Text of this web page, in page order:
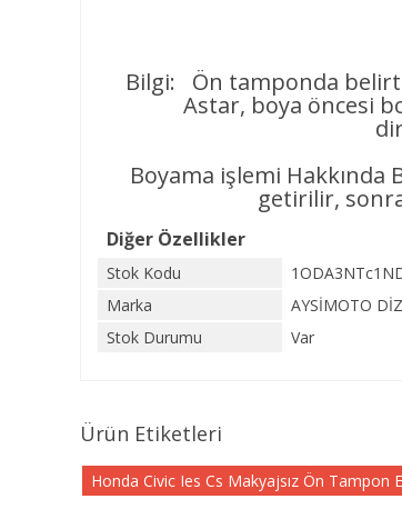
Bilgi: Ön tamponda
Astar, boya öncesi
Boyama işlemi Hakkında
getirilir,
Diğer Özellikler
Stok Kodu
Marka
AYSİMOTO
Stok Durumu
Var
Ürün Etiketleri
Honda Civic Ies Cs Makyajsız Ön Tampon